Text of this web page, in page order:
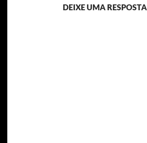
DEIXE UMA RESPOSTA